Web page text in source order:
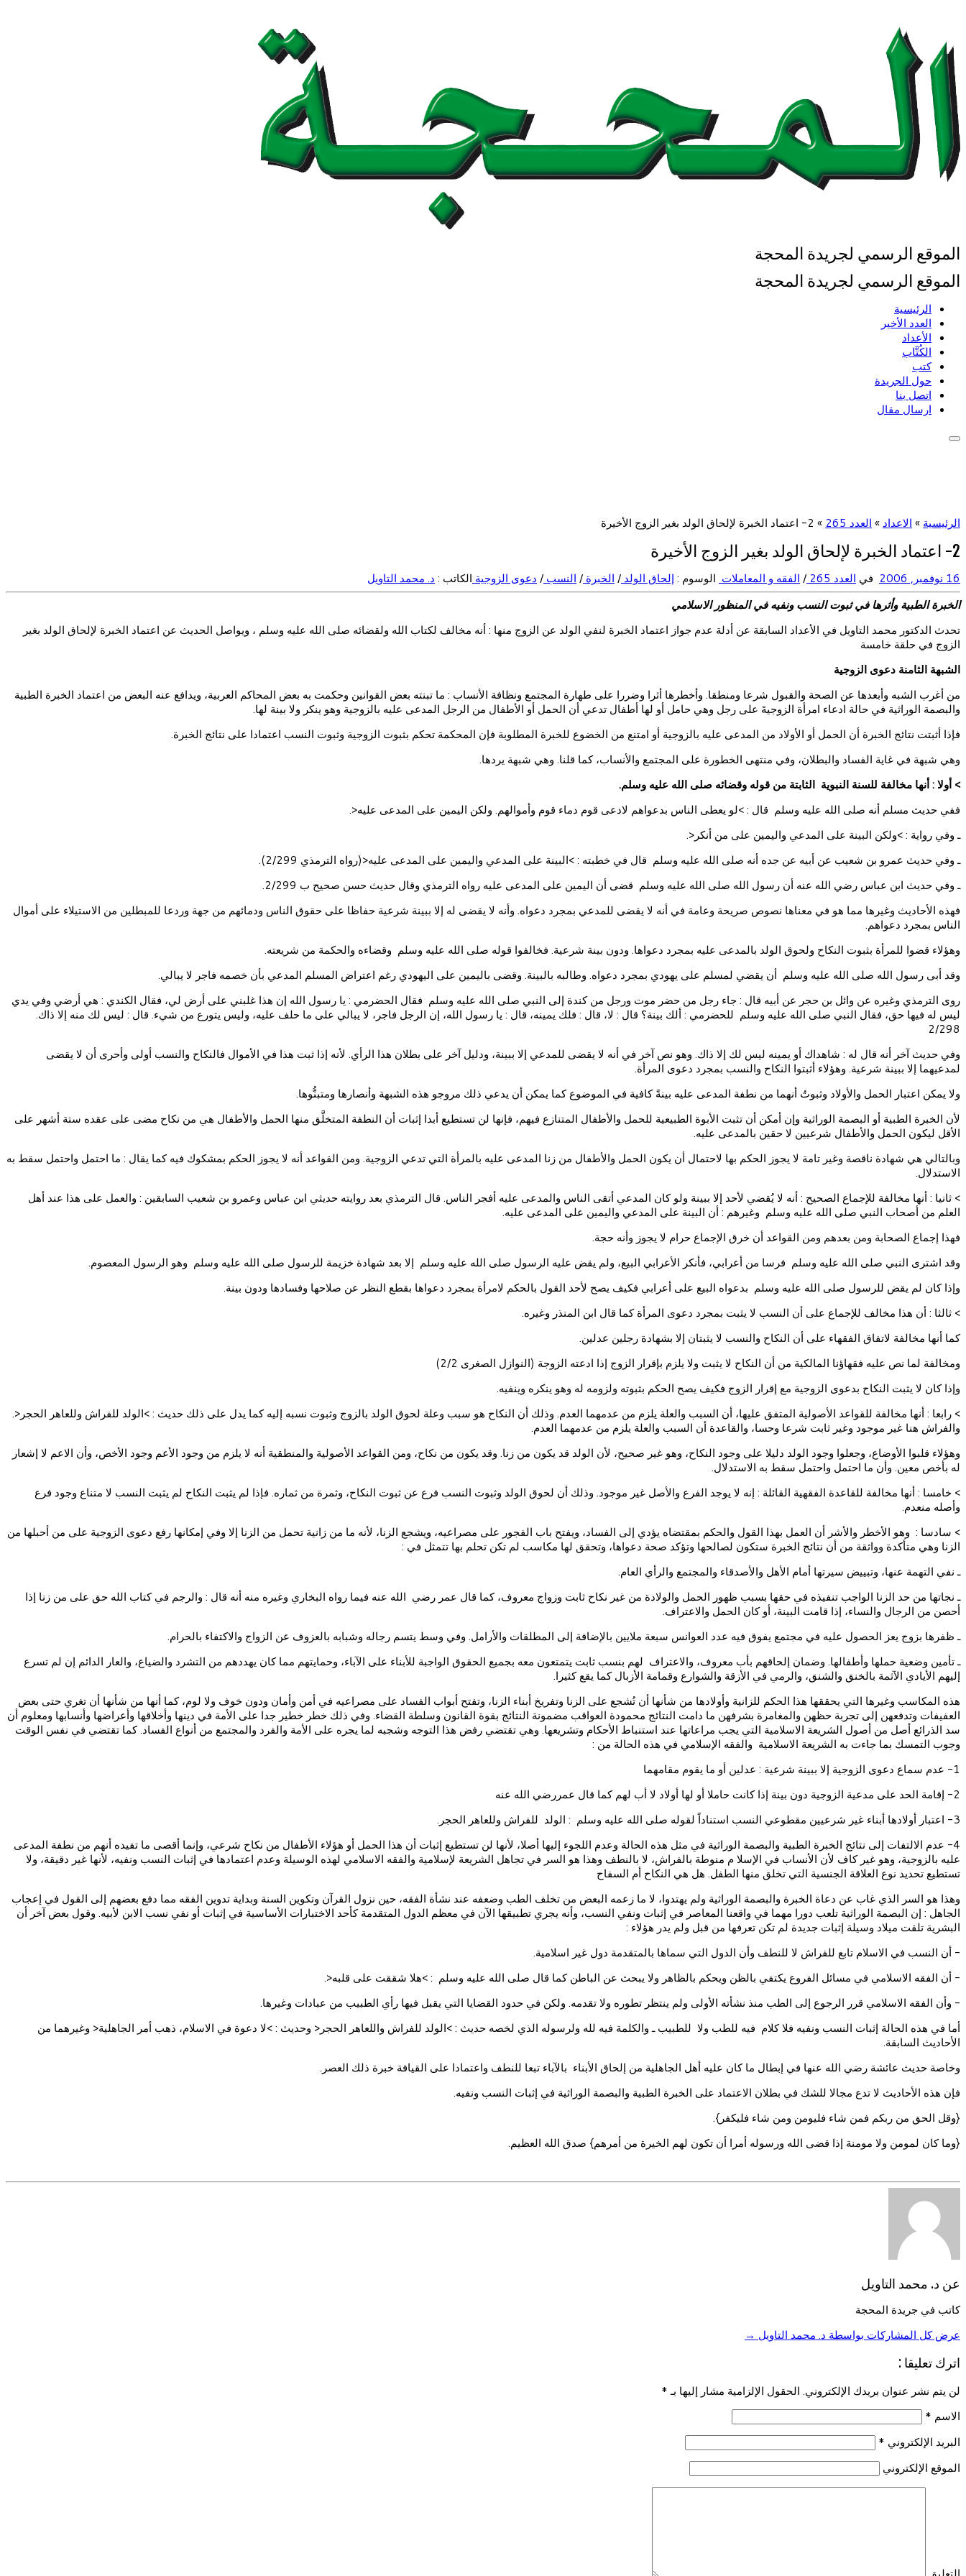
الموقع الرسمي لجريدة المحجة
الموقع الرسمي لجريدة المحجة
الرئيسية
العدد الأخير
الأعداد
الكُتَّاب
كتب
حول الجريدة
اتصل بنا
ارسال مقال
الرئيسية » الاعداد » العدد 265 » 2- اعتماد الخبرة لإلحاق الولد بغير الزوج الأخيرة
2- اعتماد الخبرة لإلحاق الولد بغير الزوج الأخيرة
16 نوفمبر, 2006 في العدد 265 / الفقه و المعاملات الوسوم :إلحاق الولد / الخبرة / النسب / دعوى الزوجية الكاتب : د. محمد التاويل
الخبرة الطبية وأثرها في ثبوت النسب ونفيه في المنظور الاسلامي
تحدث الدكتور محمد التاويل في الأعداد السابقة عن أدلة عدم جواز اعتماد الخبرة لنفي الولد عن الزوج منها : أنه مخالف لكتاب الله ولقضائه صلى الله عليه وسلم ، ويواصل الحديث عن اعتماد الخبرة لإلحاق الولد بغير
الزوج في حلقة خامسة
الشبهة الثامنة دعوى الزوجية
من أغرب الشبه وأبعدها عن الصحة والقبول شرعا ومنطقا. وأخطرها أثرا وضررا على طهارة المجتمع ونظافة الأنساب : ما تبنته بعض القوانين وحكمت به بعض المحاكم العربية، ويدافع عنه البعض من اعتماد الخبرة الطبية
والبصمة الوراثية في حالة ادعاء امرأة الزوجيةَ على رجل وهي حامل أو لها أطفال تدعي أن الحمل أو الأطفال من الرجل المدعى عليه بالزوجية وهو ينكر ولا بينة لها.
فإذا أثبتت نتائج الخبرة أن الحمل أو الأولاد من المدعى عليه بالزوجية أو امتنع من الخضوع للخبرة المطلوبة فإن المحكمة تحكم بثبوت الزوجية وثبوت النسب اعتمادا على نتائج الخبرة.
وهي شبهة في غاية الفساد والبطلان، وفي منتهى الخطورة على المجتمع والأنساب، كما قلنا. وهي شبهة يردها.
> أولا : أنها مخالفة للسنة النبوية الثابتة من قوله وقضائه صلى الله عليه وسلم.
ففي حديث مسلم أنه صلى الله عليه وسلم قال : >لو يعطى الناس بدعواهم لادعى قوم دماء قوم وأموالهم. ولكن اليمين على المدعى عليه<.
ـ وفي رواية : >ولكن البينة على المدعي واليمين على من أنكر<.
ـ وفي حديث عمرو بن شعيب عن أبيه عن جده أنه صلى الله عليه وسلم قال في خطبته : >البينة على المدعي واليمين على المدعى عليه<(رواه الترمذي 2/299).
ـ وفي حديث ابن عباس رضي الله عنه أن رسول الله صلى الله عليه وسلم قضى أن اليمين على المدعى عليه رواه الترمذي وقال حديث حسن صحيح ب 2/299.
فهذه الأحاديث وغيرها مما هو في معناها نصوص صريحة وعامة في أنه لا يقضى للمدعي بمجرد دعواه. وأنه لا يقضى له إلا ببينة شرعية حفاظا على حقوق الناس ودمائهم من جهة وردعا للمبطلين من الاستيلاء على أموال
الناس بمجرد دعواهم.
وهؤلاء قضوا للمرأة بثبوت النكاح ولحوق الولد بالمدعى عليه بمجرد دعواها. ودون بينة شرعية. فخالفوا قوله صلى الله عليه وسلم وقضاءه والحكمة من شريعته.
وقد أبى رسول الله صلى الله عليه وسلم أن يقضي لمسلم على يهودي بمجرد دعواه. وطالبه بالبينة. وقضى باليمين على اليهودي رغم اعتراض المسلم المدعي بأن خصمه فاجر لا يبالي.
روى الترمذي وغيره عن وائل بن حجر عن أبيه قال : جاء رجل من حضر موت ورجل من كندة إلى النبي صلى الله عليه وسلم فقال الحضرمي : يا رسول الله إن هذا غلبني على أرض لي، فقال الكندي : هي أرضي وفي يدي
ليس له فيها حق، فقال النبي صلى الله عليه وسلم للحضرمي : ألك بينة؟ قال : لا، قال : فلك يمينه، قال : يا رسول الله، إن الرجل فاجر، لا يبالي على ما حلف عليه، وليس يتورع من شيء. قال : ليس لك منه إلا ذاك.
2/298
وفي حديث آخر أنه قال له : شاهداك أو يمينه ليس لك إلا ذاك. وهو نص آخر في أنه لا يقضى للمدعي إلا ببينة، ودليل آخر على بطلان هذا الرأي. لأنه إذا ثبت هذا في الأموال فالنكاح والنسب أولى وأحرى أن لا يقضى
لمدعيهما إلا ببينة شرعية. وهؤلاء أثبتوا النكاح والنسب بمجرد دعوى المرأة.
ولا يمكن اعتبار الحمل والأولاد وثبوتُ أنهما من نطفة المدعى عليه بينةً كافية في الموضوع كما يمكن أن يدعي ذلك مروجو هذه الشبهة وأنصارها ومتبنُّوها.
لأن الخبرة الطبية أو البصمة الوراثية وإن أمكن أن تثبت الأبوة الطبيعية للحمل والأطفال المتنازع فيهم، فإنها لن تستطيع أبدا إثبات أن النطفة المتخلَّق منها الحمل والأطفال هي من نكاح مضى على عقده ستة أشهر على
الأقل ليكون الحمل والأطفال شرعيين لا حقين بالمدعى عليه.
وبالتالي هي شهادة ناقصة وغير تامة لا يجوز الحكم بها لاحتمال أن يكون الحمل والأطفال من زنا المدعى عليه بالمرأة التي تدعي الزوجية. ومن القواعد أنه لا يجوز الحكم بمشكوك فيه كما يقال : ما احتمل واحتمل سقط به
الاستدلال.
> ثانيا : أنها مخالفة للإجماع الصحيح : أنه لا يُقضي لأحد إلا ببينة ولو كان المدعي أتقى الناس والمدعى عليه أفجر الناس. قال الترمذي بعد روايته حديثي ابن عباس وعمرو بن شعيب السابقين : والعمل على هذا عند أهل
العلم من أصحاب النبي صلى الله عليه وسلم وغيرهم : أن البينة على المدعي واليمين على المدعى عليه.
فهذا إجماع الصحابة ومن بعدهم ومن القواعد أن خرق الإجماع حرام لا يجوز وأنه حجة.
وقد اشترى النبي صلى الله عليه وسلم فرسا من أعرابي، فأنكر الأعرابي البيع، ولم يقض عليه الرسول صلى الله عليه وسلم إلا بعد شهادة خزيمة للرسول صلى الله عليه وسلم وهو الرسول المعصوم.
وإذا كان لم يقض للرسول صلى الله عليه وسلم بدعواه البيع على أعرابي فكيف يصح لأحد القول بالحكم لامرأة بمجرد دعواها بقطع النظر عن صلاحها وفسادها ودون بينة.
> ثالثا : أن هذا مخالف للإجماع على أن النسب لا يثبت بمجرد دعوى المرأة كما قال ابن المنذر وغيره.
كما أنها مخالفة لاتفاق الفقهاء على أن النكاح والنسب لا يثبتان إلا بشهادة رجلين عدلين.
ومخالفة لما نص عليه فقهاؤنا المالكية من أن النكاح لا يثبت ولا يلزم بإقرار الزوج إذا ادعته الزوجة (النوازل الصغرى 2/2)
وإذا كان لا يثبت النكاح بدعوى الزوجية مع إقرار الزوج فكيف يصح الحكم بثبوته ولزومه له وهو ينكره وينفيه.
> رابعا : أنها مخالفة للقواعد الأصولية المتفق عليها، أن السبب والعلة يلزم من عدمهما العدم. وذلك أن النكاح هو سبب وعلة لحوق الولد بالزوج وثبوت نسبه إليه كما يدل على ذلك حديث : >الولد للفراش وللعاهر الحجر<.
والفراش هنا غير موجود وغير ثابت شرعا وحسا، والقاعدة أن السبب والعلة يلزم من عدمهما العدم.
وهؤلاء قلبوا الأوضاع، وجعلوا وجود الولد دليلا على وجود النكاح، وهو غير صحيح، لأن الولد قد يكون من زنا. وقد يكون من نكاح، ومن القواعد الأصولية والمنطقية أنه لا يلزم من وجود الأعم وجود الأخص، وأن الاعم لا إشعار
له بأخص معين. وأن ما احتمل واحتمل سقط به الاستدلال.
> خامسا : أنها مخالفة للقاعدة الفقهية القائلة : إنه لا يوجد الفرع والأصل غير موجود. وذلك أن لحوق الولد وثبوت النسب فرع عن ثبوت النكاح، وثمرة من ثماره. فإذا لم يثبت النكاح لم يثبت النسب لا متناع وجود فرع
وأصله منعدم.
> سادسا : وهو الأخطر والأشر أن العمل بهذا القول والحكم بمقتضاه يؤدي إلى الفساد، ويفتح باب الفجور على مصراعيه، ويشجع الزنا، لأنه ما من زانية تحمل من الزنا إلا وفي إمكانها رفع دعوى الزوجية على من أحبلها من
الزنا وهي متأكدة وواثقة من أن نتائج الخبرة ستكون لصالحها وتؤكد صحة دعواها، وتحقق لها مكاسب لم تكن تحلم بها تتمثل في :
ـ نفي التهمة عنها، وتبييض سيرتها أمام الأهل والأصدقاء والمجتمع والرأي العام.
ـ نجاتها من حد الزنا الواجب تنفيذه في حقها بسبب ظهور الحمل والولادة من غير نكاح ثابت وزواج معروف، كما قال عمر رضي الله عنه فيما رواه البخاري وغيره منه أنه قال : والرجم في كتاب الله حق على من زنا إذا
أحصن من الرجال والنساء، إذا قامت البينة، أو كان الحمل والاعتراف.
ـ ظفرها بزوج يعز الحصول عليه في مجتمع يفوق فيه عدد العوانس سبعة ملايين بالإضافة إلى المطلقات والأرامل. وفي وسط يتسم رجاله وشبابه بالعزوف عن الزواج والاكتفاء بالحرام.
ـ تأمين وضعية حملها وأطفالها. وضمان إلحاقهم بأب معروف، والاعتراف لهم بنسب ثابت يتمتعون معه بجميع الحقوق الواجبة للأبناء على الآباء، وحمايتهم مما كان يهددهم من التشرد والضياع، والعار الدائم إن لم تسرع
إليهم الأيادي الآثمة بالخنق والشنق، والرمي في الأزقة والشوارع وقمامة الأزبال كما يقع كثيرا.
هذه المكاسب وغيرها التي يحققها هذا الحكم للزانية وأولادها من شأنها أن تُشجع على الزنا وتفريخ أبناء الزنا، وتفتح أبواب الفساد على مصراعيه في أمن وأمان ودون خوف ولا لوم، كما أنها من شأنها أن تغري حتى بعض
العفيفات وتدفعهن إلى تجربة حظهن والمغامرة بشرفهن ما دامت النتائج محمودة العواقب مضمونة النتائج بقوة القانون وسلطة القضاء. وفي ذلك خطر خطير جدا على الأمة في دينها وأخلاقها وأعراضها وأنسابها ومعلوم أن
سد الذرائع أصل من أصول الشريعة الاسلامية التي يجب مراعاتها عند استنباط الأحكام وتشريعها. وهي تقتضي رفض هذا التوجه وشجبه لما يجره على الأمة والفرد والمجتمع من أنواع الفساد. كما تقتضي في نفس الوقت
وجوب التمسك بما جاءت به الشريعة الاسلامية والفقه الإسلامي في هذه الحالة من :
1- عدم سماع دعوى الزوجية إلا ببينة شرعية : عدلين أو ما يقوم مقامهما
2- إقامة الحد على مدعية الزوجية دون بينة إذا كانت حاملا أو لها أولاد لا أب لهم كما قال عمررضي الله عنه
3- اعتبار أولادها أبناء غير شرعيين مقطوعي النسب استناداً لقوله صلى الله عليه وسلم : الولد للفراش وللعاهر الحجر.
4- عدم الالتفات إلى نتائج الخبرة الطبية والبصمة الوراثية في مثل هذه الحالة وعدم اللجوء إليها أصلا، لأنها لن تستطيع إثبات أن هذا الحمل أو هؤلاء الأطفال من نكاح شرعي، وإنما أقصى ما تفيده أنهم من نطفة المدعى
عليه بالزوجية، وهو غير كاف لأن الأنساب في الإسلا م منوطة بالفراش، لا بالنطف وهذا هو السر في تجاهل الشريعة لإسلامية والفقه الاسلامي لهذه الوسيلة وعدم اعتمادها في إثبات النسب ونفيه، لأنها غير دقيقة، ولا
تستطيع تحديد نوع العلاقة الجنسية التي تخلق منها الطفل. هل هي النكاح أم السفاح
وهذا هو السر الذي غاب عن دعاة الخبرة والبصمة الوراثية ولم يهتدوا، لا ما زعمه البعض من تخلف الطب وضعفه عند نشأة الفقه، حين نزول القرآن وتكوين السنة وبداية تدوين الفقه مما دفع بعضهم إلى القول في إعجاب
الجاهل : إن البصمة الوراثية تلعب دورا مهما في واقعنا المعاصر في إثبات ونفي النسب، وأنه يجري تطبيقها الآن في معظم الدول المتقدمة كأحد الاختبارات الأساسية في إثبات أو نفي نسب الابن لأبيه. وقول بعض آخر أن
البشرية تلقت ميلاد وسيلة إثبات جديدة لم تكن تعرفها من قبل ولم يدر هؤلاء :
- أن النسب في الاسلام تابع للفراش لا للنطف وأن الدول التي سماها بالمتقدمة دول غير اسلامية.
- أن الفقه الاسلامي في مسائل الفروع يكتفي بالظن ويحكم بالظاهر ولا يبحث عن الباطن كما قال صلى الله عليه وسلم : >هلا شققت على قلبه<.
- وأن الفقه الاسلامي قرر الرجوع إلى الطب منذ نشأته الأولى ولم ينتظر تطوره ولا تقدمه. ولكن في حدود القضايا التي يقبل فيها رأي الطبيب من عبادات وغيرها.
أما في هذه الحالة إثبات النسب ونفيه فلا كلام فيه للطب ولا للطبيب ـ والكلمة فيه لله ولرسوله الذي لخصه حديث : >الولد للفراش واللعاهر الحجر< وحديث : >لا دعوة في الاسلام، ذهب أمر الجاهلية< وغيرهما من
الأحاديث السابقة.
وخاصة حديث عائشة رضي الله عنها في إبطال ما كان عليه أهل الجاهلية من إلحاق الأبناء بالآباء تبعا للنطف واعتمادا على القيافة خبرة ذلك العصر.
فإن هذه الأحاديث لا تدع مجالا للشك في بطلان الاعتماد على الخبرة الطبية والبصمة الوراثية في إثبات النسب ونفيه.
{وقل الحق من ربكم فمن شاء فليومن ومن شاء فليكفر}.
{وما كان لمومن ولا مومنة إذا قضى الله ورسوله أمرا أن تكون لهم الخيرة من أمرهم} صدق الله العظيم.
عن د. محمد التاويل
كاتب في جريدة المحجة
عرض كل المشاركات بواسطة د. محمد التاويل →
اترك تعليقا :
لن يتم نشر عنوان بريدك الإلكتروني. الحقول الإلزامية مشار إليها بـ*
الاسم *
البريد الإلكتروني *
الموقع الإلكتروني